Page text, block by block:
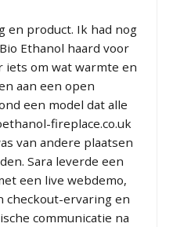
en product. Ik had nog
Ethanol haard voor
iets om wat warmte en
aan een open
een model dat alle
fireplace.co.uk
van andere plaatsen
Sara leverde een
een live webdemo,
checkout-ervaring en
communicatie na